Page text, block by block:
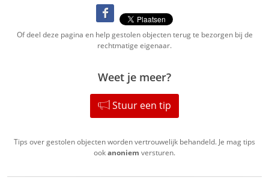
Of deel deze pagina en help gestolen objecten terug te bezorgen bij de
rechtmatige eigenaar.
Weet je meer?
Stuur een tip
Tips over gestolen objecten worden vertrouwelijk behandeld. Je mag tips
ookanoniem versturen.